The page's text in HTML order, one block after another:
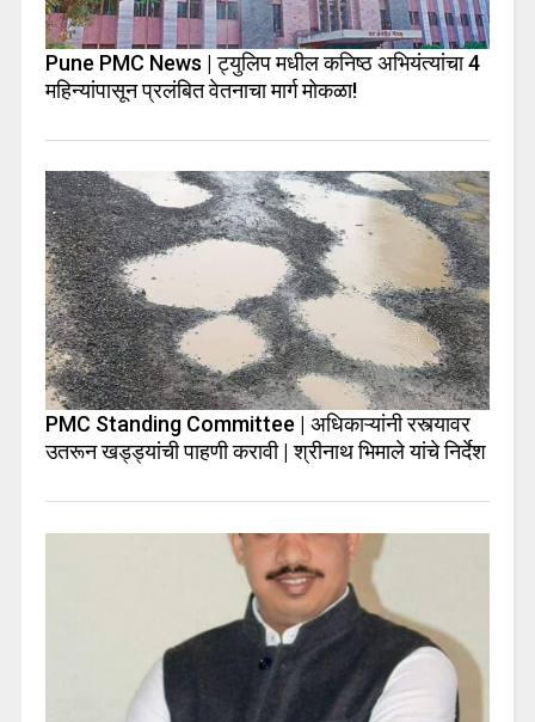
Pune PMC News | ट्युलिप मधील कनिष्ठ अभियंत्यांचा 4
महिन्यांपासून प्रलंबित वेतनाचा मार्ग मोकळा!
PMC Standing Committee | अधिकाऱ्यांनी रस्त्यावर
उतरून खड्ड्यांची पाहणी करावी | श्रीनाथ भिमाले यांचे निर्देश